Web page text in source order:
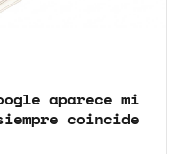
aparece mi
coincide